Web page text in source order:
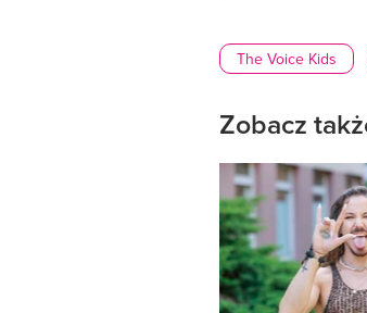
The Voice Kids
Zobacz